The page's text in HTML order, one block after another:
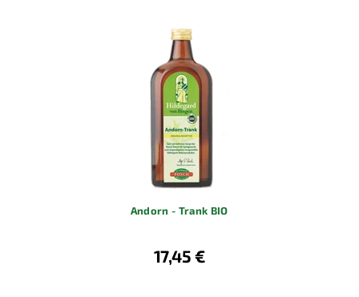
Andorn - Trank BIO
17,45 €